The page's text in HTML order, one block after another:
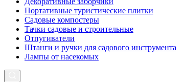
Портативные туристические плитки
Садовые компостеры
Тачки садовые и строительные
Отпугиватели
Штанги и ручки для садового инструмента
Лампы от насекомых